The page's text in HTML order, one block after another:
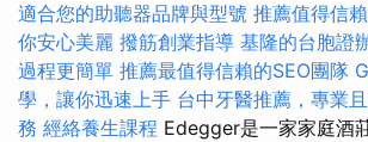
適合您的助聽器品牌與型號 推薦值得信
你安心美麗 撥筋創業指導 基隆的台胞證
過程更簡單 推薦最值得信賴的SEO團隊
學，讓你迅速上手 台中牙醫推薦，專業
務 經絡養生課程 Edegger是一家家庭酒